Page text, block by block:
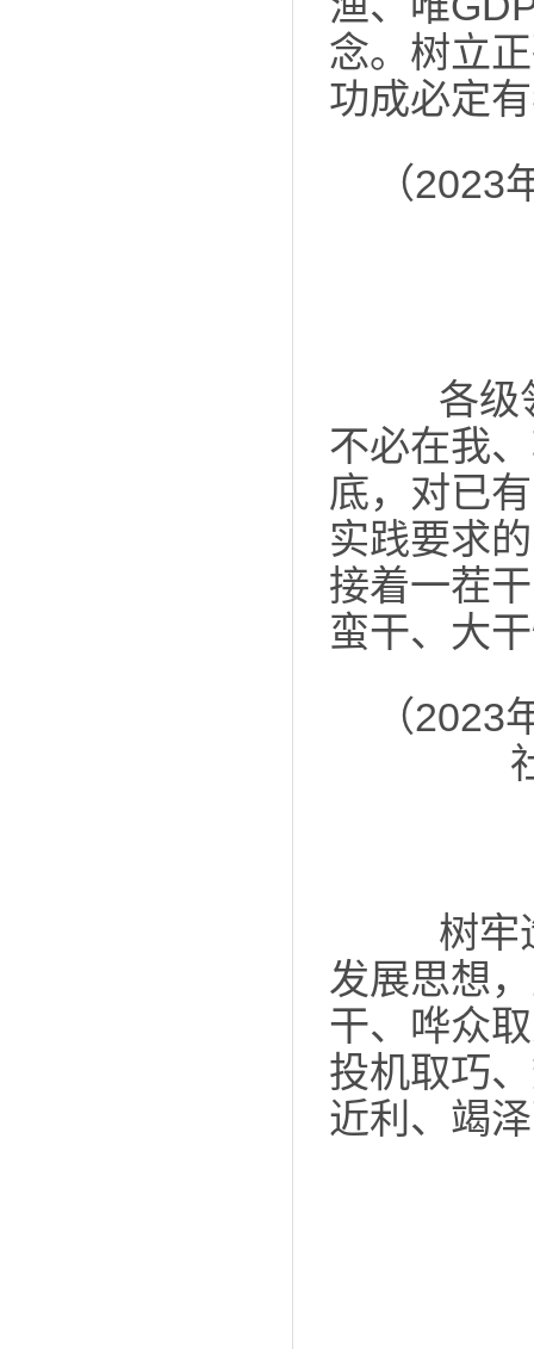
念。树立
功成必定
（
各级领
不必在我
底，对已
实践要求
接着一茬
蛮干、大
（
树牢造
发展思想
干、哗众
投机取巧
近利、竭